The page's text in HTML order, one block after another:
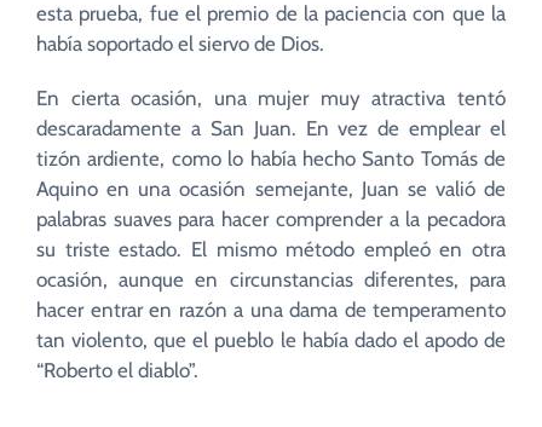
esta prueba, fue el premio de la paciencia con que la
había soportado el siervo de Dios.
En cierta ocasión, una mujer muy atractiva tentó
descaradamente a San Juan. En vez de emplear el
tizón ardiente, como lo había hecho Santo Tomás de
Aquino en una ocasión semejante, Juan se valió de
palabras suaves para hacer comprender a la pecadora
su triste estado. El mismo método empleó en otra
ocasión, aunque en circunstancias diferentes, para
hacer entrar en razón a una dama de temperamento
tan violento, que el pueblo le había dado el apodo de
“Roberto el diablo”.